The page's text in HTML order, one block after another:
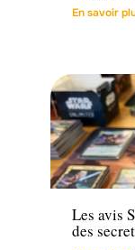
En savoir
Famille
Les avis
des